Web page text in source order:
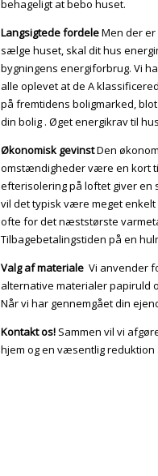
behageligt at bebo huset.
Langsigtede fordeleMen der
sælge huset, skal dit hus
bygningens energiforbrug. Vi
alle oplevet at de A
på fremtidens boligmarked,
din bolig . Øget energikrav til
Økonomisk gevinstDen
omstændigheder være en kort
efterisolering på loftet giver en
vil det typisk være meget
ofte for det næststørste
Tilbagebetalingstiden på en
Valg af materiale Vi anvender
alternative materialer papiruld
Når vi har gennemgået din
Kontakt os! Sammen vil vi
hjem og en væsentlig reduktion